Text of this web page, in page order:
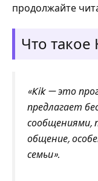
продолжайте
Что такое
«Kik — это
предлагает
сообщениями,
общение,
семьи».